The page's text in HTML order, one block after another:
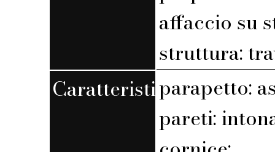
affaccio su
struttura:
Caratteristicheparapetto:
pareti: